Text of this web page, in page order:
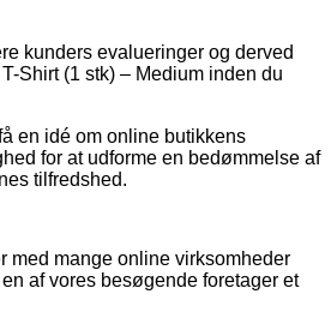
kunders evalueringer og derved
Shirt (1 stk) – Medium inden du
en idé om online butikkens
for at udforme en bedømmelse af
tilfredshed.
med mange online virksomheder
af vores besøgende foretager et